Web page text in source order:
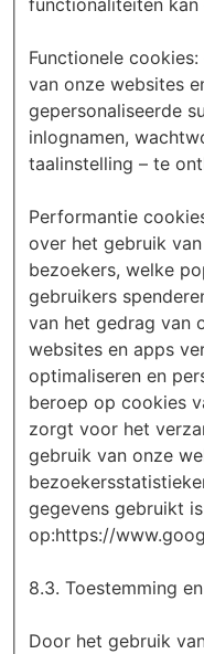
functionaliteiten kan
Functionele
van onze websites
gepersonaliseerde
inlognamen,
taalinstelling – te
Performantie
over het gebruik
bezoekers, welke
gebruikers
van het gedrag van
websites en apps
optimaliseren en
beroep op cookies
zorgt voor het
gebruik van onze
gegevens gebruikt
op:https://
8.3. Toestemming
Door het gebruik